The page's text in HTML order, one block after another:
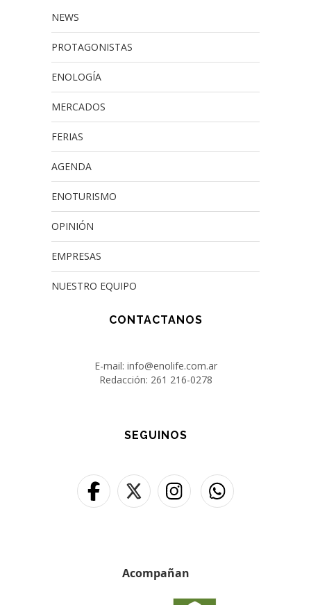
NEWS
PROTAGONISTAS
ENOLOGÍA
MERCADOS
FERIAS
AGENDA
ENOTURISMO
OPINIÓN
EMPRESAS
NUESTRO EQUIPO
CONTACTANOS
E-mail: info@enolife.com.ar
Redacción: 261 216-0278
SEGUINOS
Acompañan